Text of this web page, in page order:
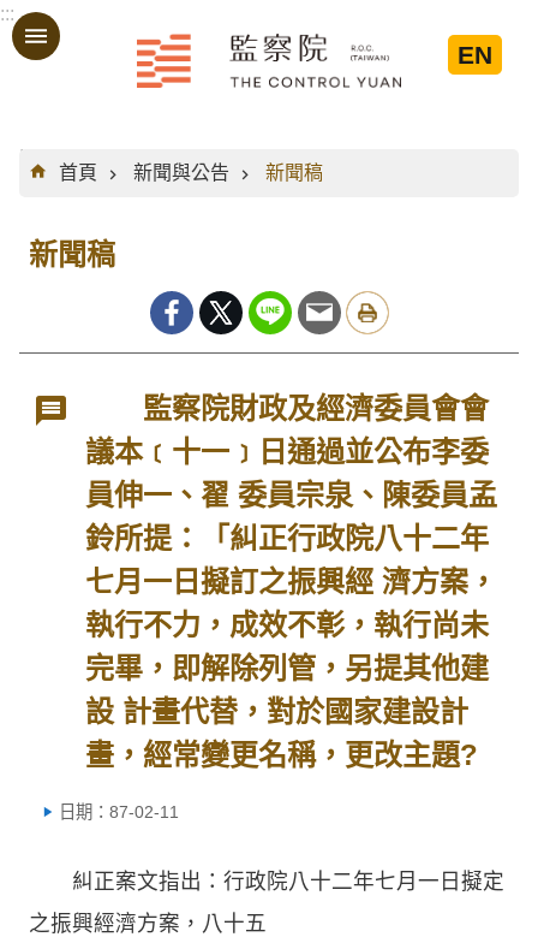
跳到主要內容區塊
:::
EN
:::
首頁
新聞與公告 新聞稿
新聞稿
監察院財政及經濟委員會會
議本﹝十一﹞日通過並公布李委
員伸一、翟 委員宗泉、陳委員孟
鈴所提：「糾正行政院八十二年
七月一日擬訂之振興經 濟方案，
執行不力，成效不彰，執行尚未
完畢，即解除列管，另提其他建
設 計畫代替，對於國家建設計
畫，經常變更名稱，更改主題?
日期：87-02-11
糾正案文指出：行政院八十二年七月一日擬定
之振興經濟方案，八十五